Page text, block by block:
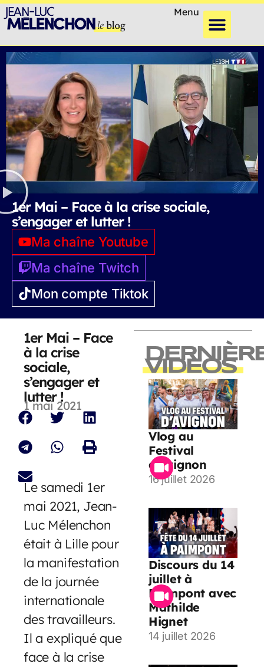
Menu
1er Mai – Face à la crise sociale,
s’engager et lutter !
Ma chaîne Youtube
Ma chaîne Twitch
Mon compte Tiktok
1er Mai – Face
à la crise
sociale,
s’engager et
lutter !
1 mai 2021
Le samedi 1er
mai 2021, Jean-
Luc Mélenchon
était à Lille pour
la manifestation
de la journée
internationale
des travailleurs.
Il a expliqué que
face à la crise
VIDEOS
Vlog au
Festival
d’Avignon
16 juillet 2026
Discours du 14
juillet à
Paimpont avec
Mathilde
Hignet
14 juillet 2026